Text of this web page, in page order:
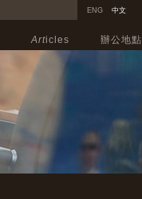
ENG 中文
Articles 辦公地點